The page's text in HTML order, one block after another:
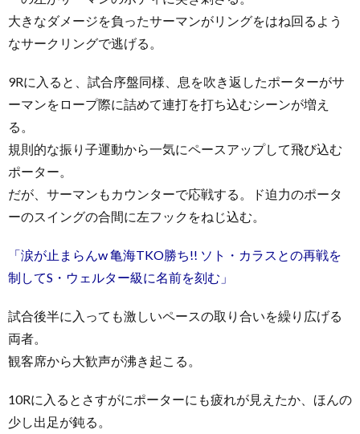
大きなダメージを負ったサーマンがリングをはね回るよう
なサークリングで逃げる。
9Rに入ると、試合序盤同様、息を吹き返したポーターがサ
ーマンをロープ際に詰めて連打を打ち込むシーンが増え
る。
規則的な振り子運動から一気にペースアップして飛び込む
ポーター。
だが、サーマンもカウンターで応戦する。ド迫力のポータ
ーのスイングの合間に左フックをねじ込む。
「涙が止まらんw 亀海TKO勝ち!! ソト・カラスとの再戦を
制してS・ウェルター級に名前を刻む」
試合後半に入っても激しいペースの取り合いを繰り広げる
両者。
観客席から大歓声が沸き起こる。
10Rに入るとさすがにポーターにも疲れが見えたか、ほんの
少し出足が鈍る。